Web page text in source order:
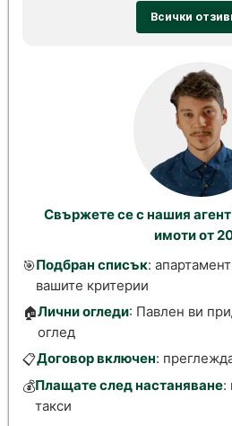
Всички
Свържете се с нашия
имоти от
🎯Подбран списък:
вашите критерии
🏠Лични огледи: Павлен ви
оглед
📋Договор включен:
💰Плащате след настаняване:
такси